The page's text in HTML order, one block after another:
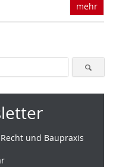
mehr
und Baupraxis